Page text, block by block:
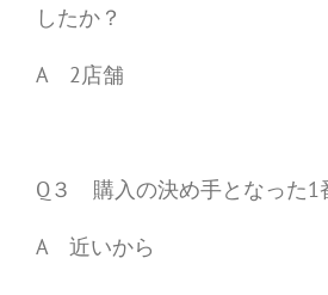
したか？
A 2店舗
Q３ 購入の決め手となった1
A 近いから